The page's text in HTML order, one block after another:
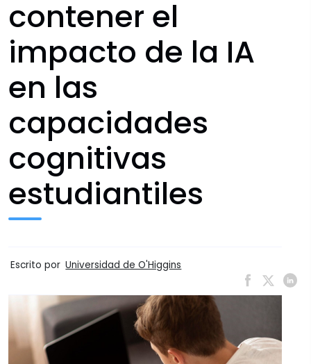
contener el
impacto de la IA
en las
capacidades
cognitivas
estudiantiles
Escrito por Universidad de O'Higgins